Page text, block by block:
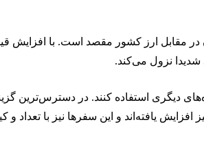
در مقابل ارز کشور مقصد است. با افزایش
شدیدا نزول می‌کند.
دیگری استفاده کنند. در دسترس‌ترین
یافته‌اند و این سفرها نیز با تعداد و